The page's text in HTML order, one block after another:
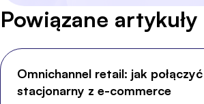
Powiązane artykuły
Omnichannel retail: jak
stacjonarny z e-commerce